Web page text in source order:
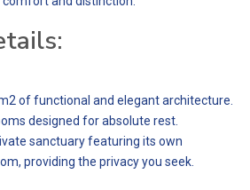
of functional and elegant architecture.
designed for absolute rest.
sanctuary featuring its own
providing the privacy you seek.